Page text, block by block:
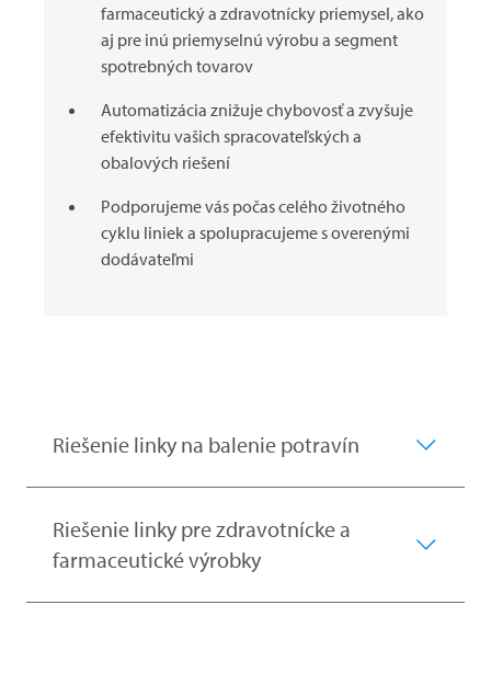
farmaceutický a zdravotnícky priemysel, ako
aj pre inú priemyselnú výrobu a segment
spotrebných tovarov
Automatizácia znižuje chybovosť a zvyšuje
efektivitu vašich spracovateľských a
obalových riešení
Podporujeme vás počas celého životného
cyklu liniek a spolupracujeme s overenými
dodávateľmi
Riešenie linky na balenie potravín
Riešenie linky pre zdravotnícke a
farmaceutické výrobky